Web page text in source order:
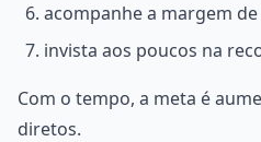
acompanhe a margem de
invista aos poucos na
Com o tempo, a meta é
diretos.